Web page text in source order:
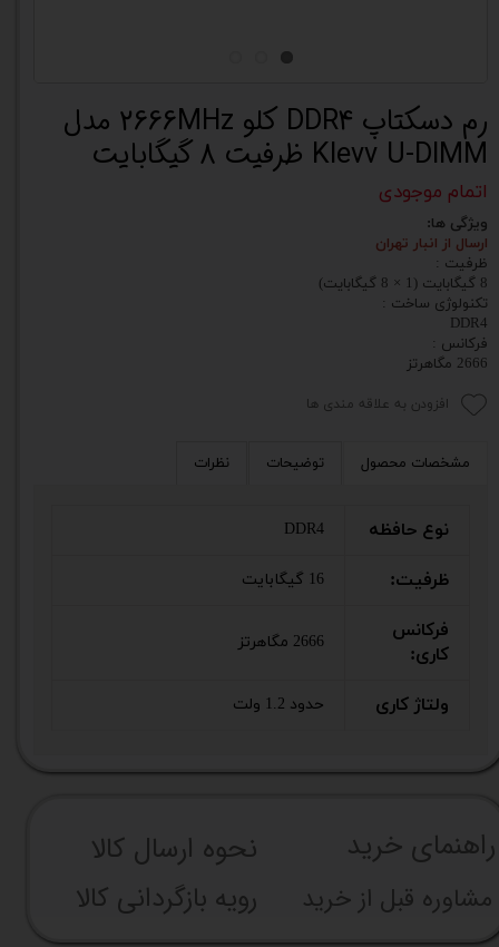
رم دسکتاپ DDR4 کلو 2666MHz مدل
Klevv U-DIMM ظرفیت 8 گیگابایت
اتمام موجودی
ویژگی ها:
ارسال از انبار تهران
ظرفیت :
8 گیگابایت (1 × 8 گیگابایت)
تکنولوژی ساخت :
DDR4
فرکانس :
2666 مگاهرتز
افزودن به علاقه مندی ها
مشخصات محصول توضیحات نظرات
نوع حافظه DDR4
ظرفیت: 16 گیگابایت
فرکانس
کاری:
2666 مگاهرتز
ولتاژ کاری حدود 1.2 ولت
راهنما​​​​​​​​​​​​​​ی خرید نحوه ارسال کالا
مشاوره قبل از خرید رویه بازگردانی کالا